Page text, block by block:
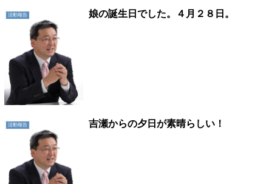
活動報告 娘の誕生日でした。４月２８日。
活動報告 吉瀬からの夕日が素晴らしい！